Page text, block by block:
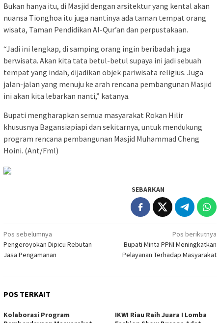
Bukan hanya itu, di Masjid dengan arsitektur yang kental akan
nuansa Tionghoa itu juga nantinya ada taman tempat orang
wisata, Taman Pendidikan Al-Qur’an dan perpustakaan.
“Jadi ini lengkap, di samping orang ingin beribadah juga
berwisata. Akan kita tata betul-betul supaya ini jadi sebuah
tempat yang indah, dijadikan objek pariwisata religius. Juga
jalan-jalan yang menuju ke arah rencana pembangunan Masjid
ini akan kita lebarkan nanti,” katanya.
Bupati mengharapkan semua masyarakat Rokan Hilir
khususnya Bagansiapiapi dan sekitarnya, untuk mendukung
program rencana pembangunan Masjid Muhammad Cheng
Hoini. (Ant/Fml)
SEBARKAN
Navigasi
pos
Pos sebelumnya
Pengeroyokan Dipicu Rebutan
Jasa Pengamanan
Pos berikutnya
Bupati Minta PPNI Meningkatkan
Pelayanan Terhadap Masyarakat
POS TERKAIT
Kolaborasi Program
IKWI Riau Raih Juara I Lomba